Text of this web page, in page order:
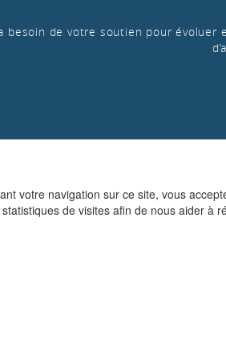
votre navigation sur ce site, vous
de visites afin de nous aider à
besoin de votre soutien pour évoluer